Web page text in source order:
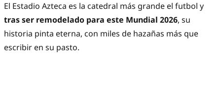
El Estadio Azteca es la catedral más grande el futbol y
tras ser remodelado para este Mundial 2026, su
historia pinta eterna, con miles de hazañas más que
escribir en su pasto.